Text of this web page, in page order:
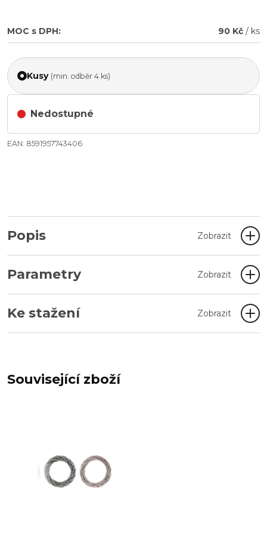
MOC s DPH: 90 Kč / ks
Kusy (min. odběr 4 ks)
Nedostupné
EAN: 8591957743406
Popis Zobrazit
Parametry Zobrazit
Ke stažení Zobrazit
Související zboží